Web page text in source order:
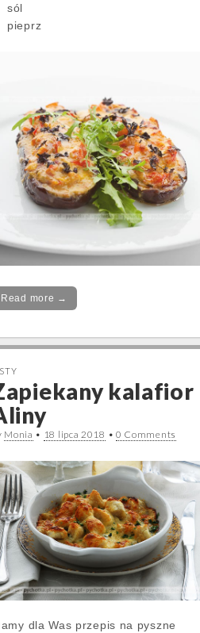
sól
pieprz
Read more →
kalafior
Monia • 18 lipca 2018 • 0 Comments
dla Was przepis na pyszne